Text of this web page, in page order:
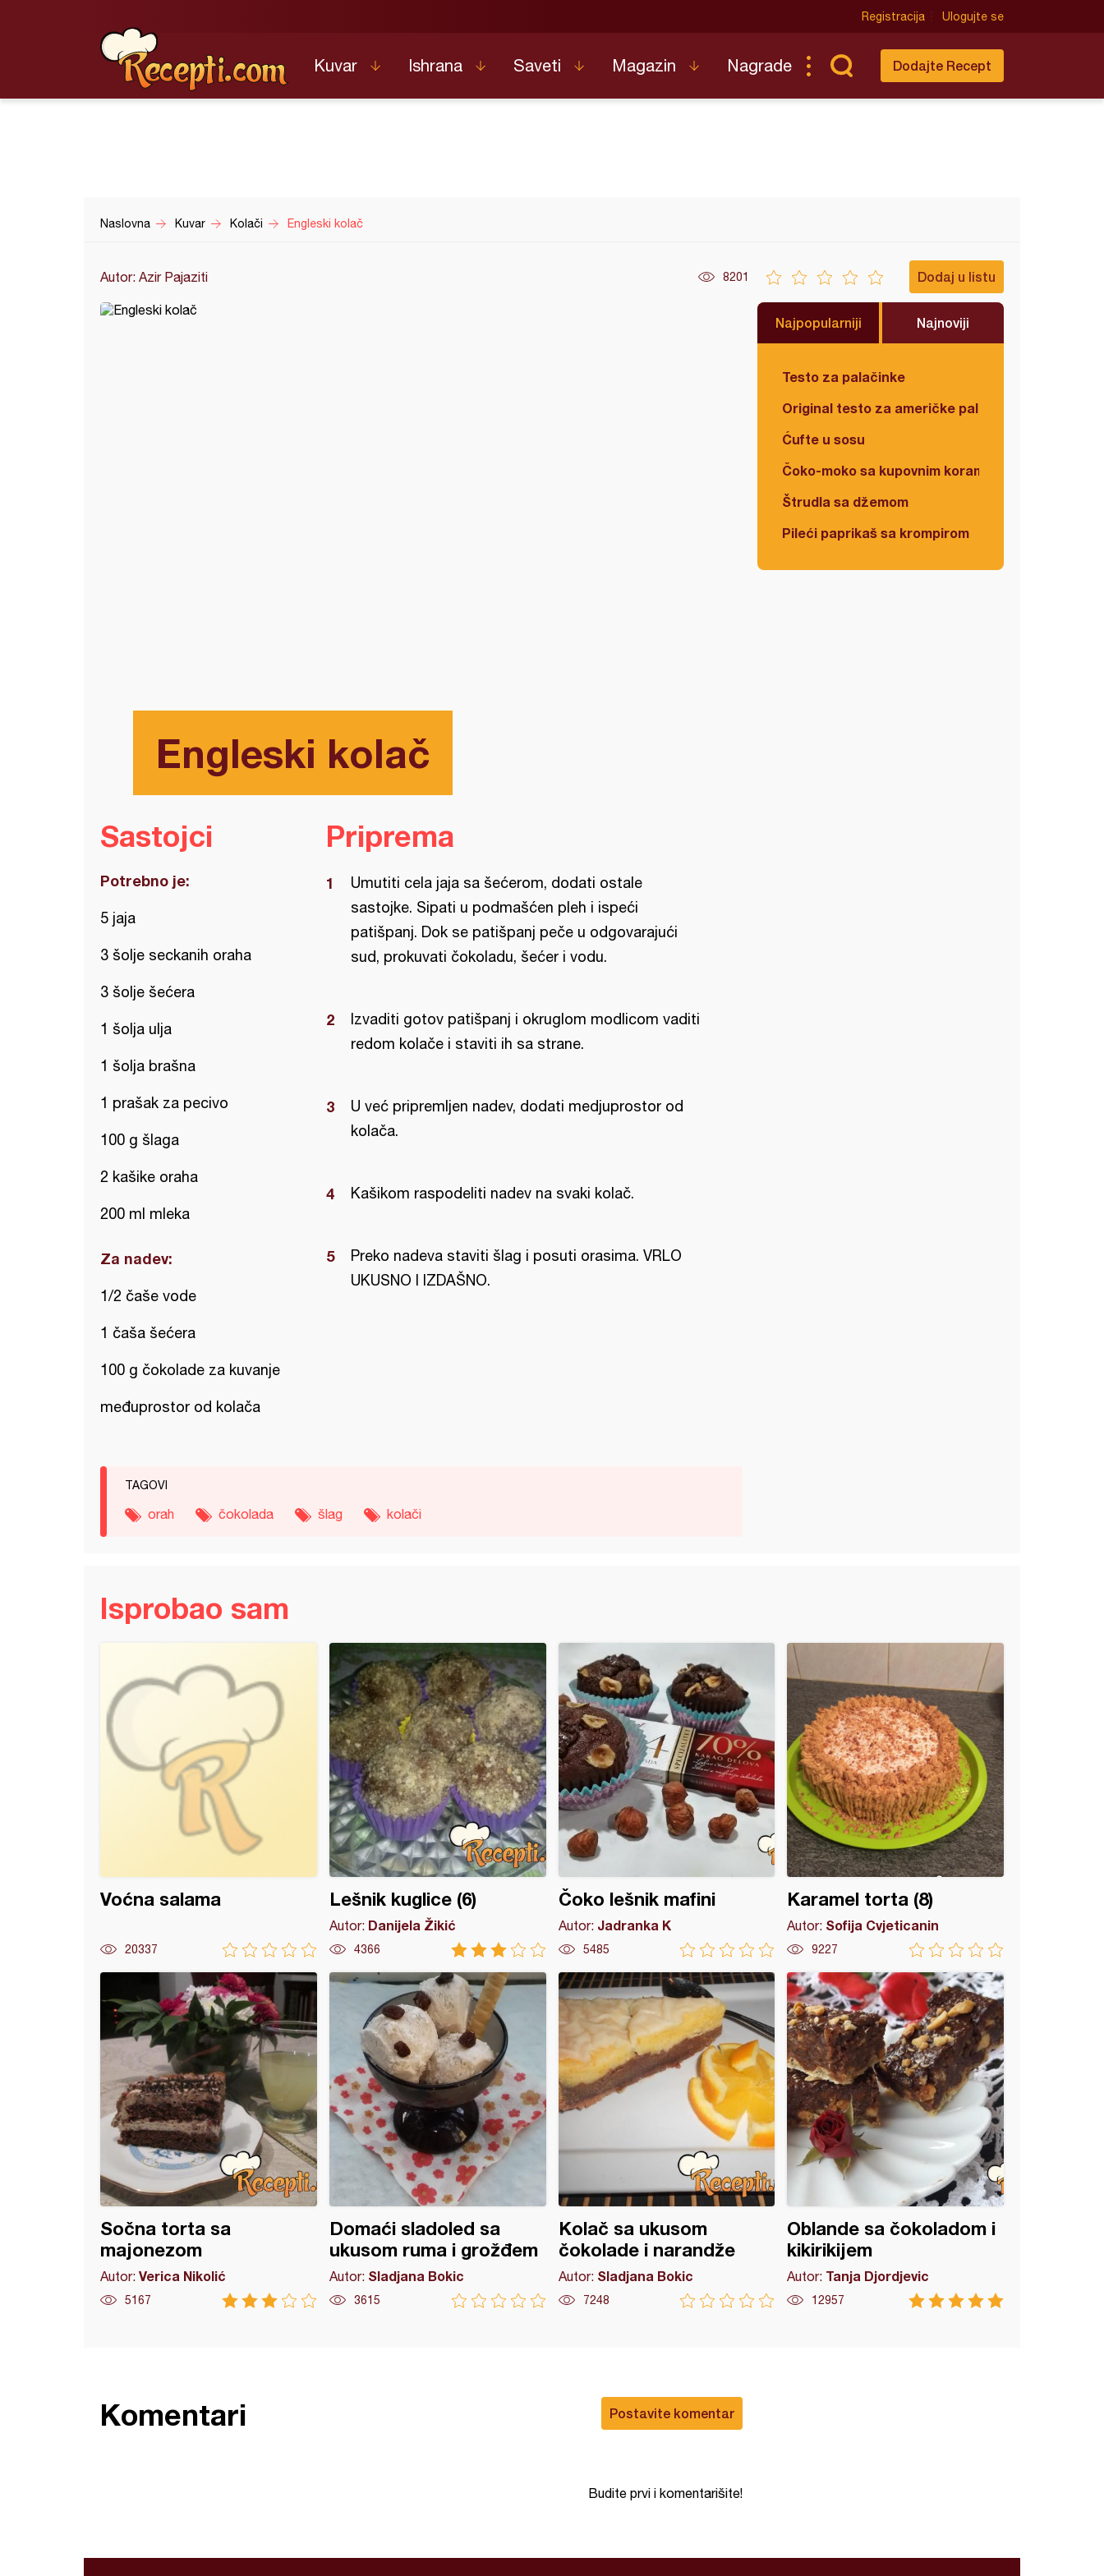
Registracija Ulogujte se
Kuvar Ishrana Saveti Magazin Nagrade Dodajte Recept
Naslovna Kuvar Kolači Engleski kolač
Autor: Azir Pajaziti 8201 Dodaj u listu
Engleski kolač
Najpopularniji Najnoviji
Testo za palačinke
Original testo za američke palačinke
Ćufte u sosu
Čoko-moko sa kupovnim korama
Štrudla sa džemom
Pileći paprikaš sa krompirom
Sastojci
Potrebno je:
5 jaja
3 šolje seckanih oraha
3 šolje šećera
1 šolja ulja
1 šolja brašna
1 prašak za pecivo
100 g šlaga
2 kašike oraha
200 ml mleka
Za nadev:
1/2 čaše vode
1 čaša šećera
100 g čokolade za kuvanje
međuprostor od kolača
Priprema
Umutiti cela jaja sa šećerom, dodati ostale
sastojke. Sipati u podmašćen pleh i ispeći
patišpanj. Dok se patišpanj peče u odgovarajući
sud, prokuvati čokoladu, šećer i vodu.
Izvaditi gotov patišpanj i okruglom modlicom vaditi
redom kolače i staviti ih sa strane.
U već pripremljen nadev, dodati medjuprostor od
kolača.
Kašikom raspodeliti nadev na svaki kolač.
Preko nadeva staviti šlag i posuti orasima. VRLO
UKUSNO I IZDAŠNO.
TAGOVI
orah čokolada šlag kolači
Isprobao sam
Voćna salama
20337
Lešnik kuglice (6)
Autor: Danijela Žikić
4366
Čoko lešnik mafini
Autor: Jadranka K
5485
Karamel torta (8)
Autor: Sofija Cvjeticanin
9227
Sočna torta sa
majonezom
Autor: Verica Nikolić
5167
Domaći sladoled sa
ukusom ruma i grožđem
Autor: Sladjana Bokic
3615
Kolač sa ukusom
čokolade i narandže
Autor: Sladjana Bokic
7248
Oblande sa čokoladom i
kikirikijem
Autor: Tanja Djordjevic
12957
sa čokoladom i kikirikijem
Postavite komentar
Komentari
Budite prvi i komentarišite!